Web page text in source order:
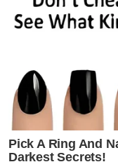
Pick A Ring And
Darkest Secrets!